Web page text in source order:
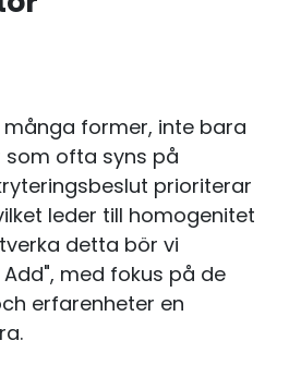
former, inte bara
ofta syns på
prioriterar
leder till homogenitet
detta bör vi
med fokus på de
erfarenheter en